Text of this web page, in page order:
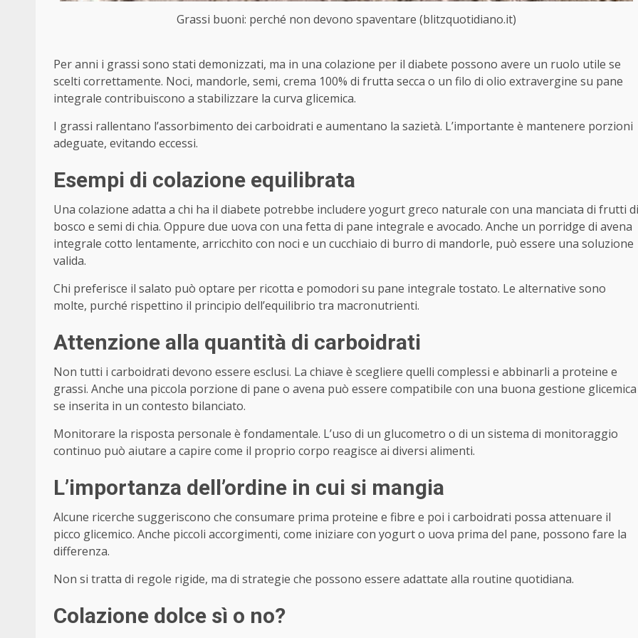
Grassi buoni: perché non devono spaventare (blitzquotidiano.it)
Per anni i grassi sono stati demonizzati, ma in una colazione per il diabete possono avere un ruolo utile se
scelti correttamente. Noci, mandorle, semi, crema 100% di frutta secca o un filo di olio extravergine su pane
integrale contribuiscono a stabilizzare la curva glicemica.
I grassi rallentano l’assorbimento dei carboidrati e aumentano la sazietà. L’importante è mantenere porzioni
adeguate, evitando eccessi.
Esempi di colazione equilibrata
Una colazione adatta a chi ha il diabete potrebbe includere yogurt greco naturale con una manciata di frutti di
bosco e semi di chia. Oppure due uova con una fetta di pane integrale e avocado. Anche un porridge di avena
integrale cotto lentamente, arricchito con noci e un cucchiaio di burro di mandorle, può essere una soluzione
valida.
Chi preferisce il salato può optare per ricotta e pomodori su pane integrale tostato. Le alternative sono
molte, purché rispettino il principio dell’equilibrio tra macronutrienti.
Attenzione alla quantità di carboidrati
Non tutti i carboidrati devono essere esclusi. La chiave è scegliere quelli complessi e abbinarli a proteine e
grassi. Anche una piccola porzione di pane o avena può essere compatibile con una buona gestione glicemica
se inserita in un contesto bilanciato.
Monitorare la risposta personale è fondamentale. L’uso di un glucometro o di un sistema di monitoraggio
continuo può aiutare a capire come il proprio corpo reagisce ai diversi alimenti.
L’importanza dell’ordine in cui si mangia
Alcune ricerche suggeriscono che consumare prima proteine e fibre e poi i carboidrati possa attenuare il
picco glicemico. Anche piccoli accorgimenti, come iniziare con yogurt o uova prima del pane, possono fare la
differenza.
Non si tratta di regole rigide, ma di strategie che possono essere adattate alla routine quotidiana.
Colazione dolce sì o no?